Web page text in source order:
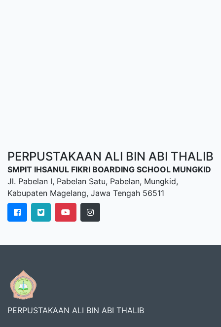
PERPUSTAKAAN ALI BIN ABI THALIB
SMPIT IHSANUL FIKRI BOARDING SCHOOL MUNGKID
Jl. Pabelan I, Pabelan Satu, Pabelan, Mungkid,
Kabupaten Magelang, Jawa Tengah 56511
PERPUSTAKAAN ALI BIN ABI THALIB